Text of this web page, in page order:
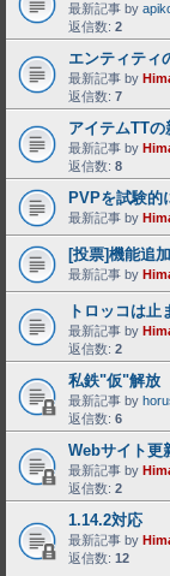
最新記事 by
返信数: 2
エンティティ
最新記事 by
返信数: 7
アイテムTTの
最新記事 by
返信数: 8
PVPを試験的
最新記事 by
[投票]機能追
最新記事 by
トロッコは止
最新記事 by
返信数: 2
私鉄"仮"解放
最新記事 by
返信数: 6
Webサイト更
最新記事 by
返信数: 2
1.14.2対応
最新記事 by
返信数: 12